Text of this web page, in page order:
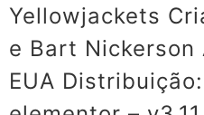
Yellowjackets
e Bart Nickerson
EUA